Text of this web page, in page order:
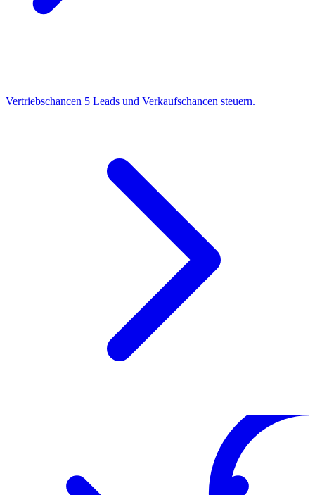
Vertriebschancen 5 Leads und Verkaufschancen steuern.